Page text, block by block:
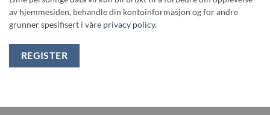
av hjemmesiden, behandle din kontoinformasjon og for andre
grunner spesifisert i våre privacy policy.
REGISTER